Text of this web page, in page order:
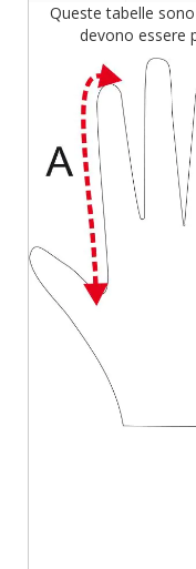
Queste tabelle
devono essere